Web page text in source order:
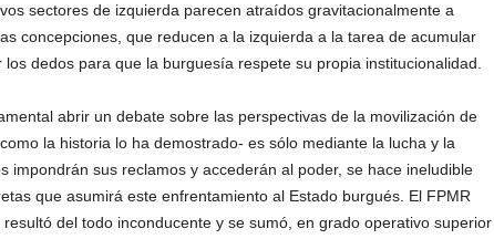
sectores de izquierda parecen atraídos gravitacionalmente a
concepciones, que reducen a la izquierda a la tarea de acumular
dedos para que la burguesía respete su propia institucionalidad.
abrir un debate sobre las perspectivas de la movilización de
la historia lo ha demostrado- es sólo mediante la lucha y la
impondrán sus reclamos y accederán al poder, se hace ineludible
que asumirá este enfrentamiento al Estado burgués. El FPMR
del todo inconducente y se sumó, en grado operativo superior